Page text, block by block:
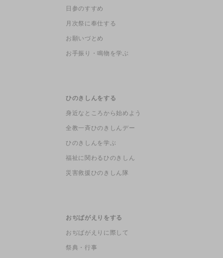
日参のすすめ
月次祭に奉仕する
お願いづとめ
お手振り・鳴物を学ぶ
ひのきしんをする
身近なところから始めよう
全教一斉ひのきしんデー
ひのきしんを学ぶ
福祉に関わるひのきしん
災害救援ひのきしん隊
おぢばがえりをする
おぢばがえりに際して
祭典・行事